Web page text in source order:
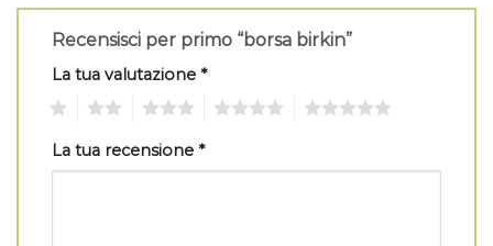
Recensisci per primo “borsa birkin”
La tua valutazione *
La tua recensione *